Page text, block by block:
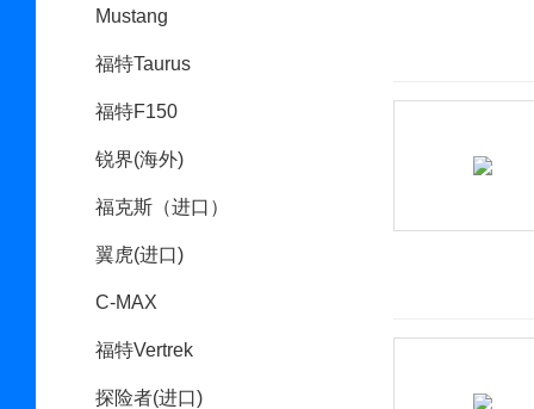
Mustang
福特Taurus
福特F150
锐界(海外)
福克斯（进口）
翼虎(进口)
C-MAX
福特Vertrek
探险者(进口)